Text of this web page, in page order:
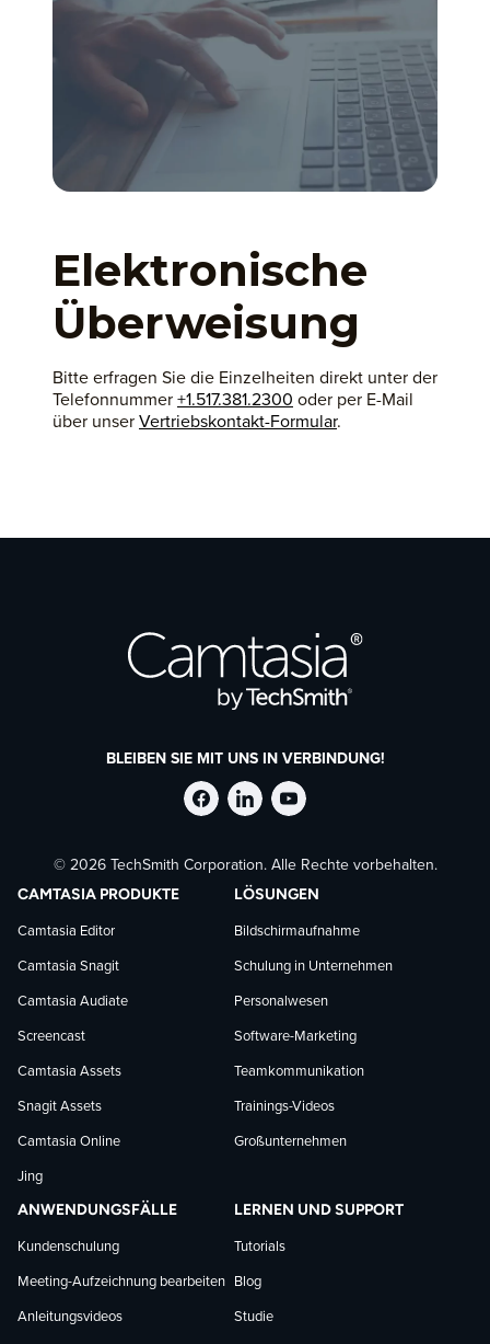
Elektronische
Überweisung
Bitte erfragen Sie die Einzelheiten direkt unter der
Telefonnummer +1.517.381.2300 oder per E-Mail
über unser Vertriebskontakt-Formular.
BLEIBEN SIE MIT UNS IN VERBINDUNG!
TechSmith
auf
Facebook
folgen
TechSmith
auf
LinkedIn
folgen
TechSmith
auf
YouTube
folgen
© 2026 TechSmith Corporation. Alle Rechte vorbehalten.
CAMTASIA PRODUKTE
Camtasia Editor
Camtasia Snagit
Camtasia Audiate
Screencast
Camtasia Assets
Snagit Assets
Camtasia Online
Jing
LÖSUNGEN
Bildschirmaufnahme
Schulung in Unternehmen
Personalwesen
Software-Marketing
Teamkommunikation
Trainings-Videos
Großunternehmen
ANWENDUNGSFÄLLE
Kundenschulung
Meeting-Aufzeichnung bearbeiten
Anleitungsvideos
LERNEN UND SUPPORT
Tutorials
Blog
Studie